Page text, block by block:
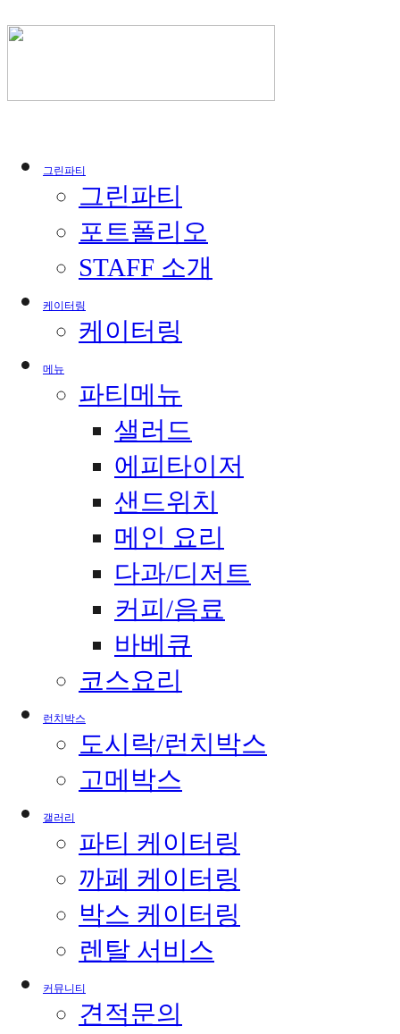
그린파티
그린파티
포트폴리오
STAFF 소개
케이터링
케이터링
메뉴
파티메뉴
샐러드
에피타이저
샌드위치
메인 요리
다과/디저트
커피/음료
바베큐
코스요리
런치박스
도시락/런치박스
고메박스
갤러리
파티 케이터링
까페 케이터링
박스 케이터링
렌탈 서비스
커뮤니티
견적문의